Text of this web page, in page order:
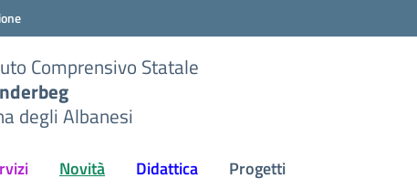
Comprensivo Statale
degli Albanesi
Novità Didattica Progetti